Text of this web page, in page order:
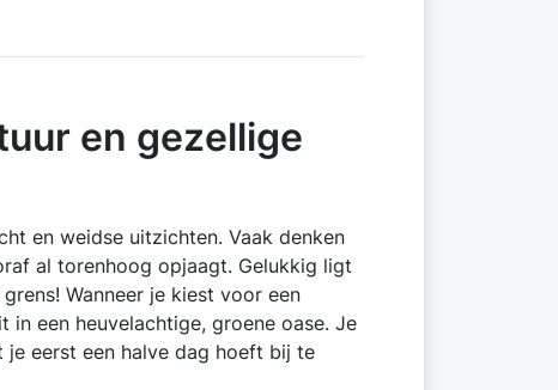
en gezellige
en weidse uitzichten. Vaak denken
al torenhoog opjaagt. Gelukkig ligt
Wanneer je kiest voor een
een heuvelachtige, groene oase. Je
eerst een halve dag hoeft bij te